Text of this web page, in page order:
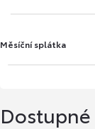
Měsíční splátka